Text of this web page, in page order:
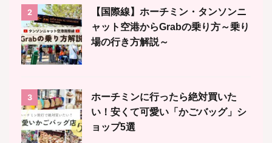
2
【国際線】ホーチミン・タンソンニ
ャット空港からGrabの乗り方～乗り
場の行き方解説～
3
ホーチミンに行ったら絶対買いた
い！安くて可愛い「かごバッグ」シ
ョップ5選